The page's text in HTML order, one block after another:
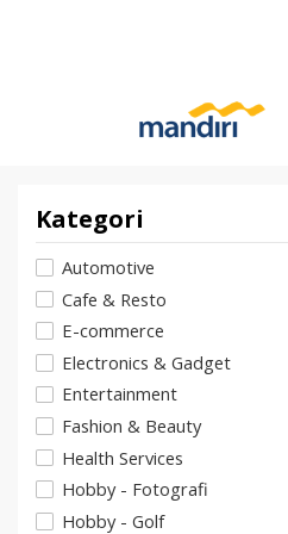
Kategori
Automotive
Cafe & Resto
E-commerce
Electronics & Gadget
Entertainment
Fashion & Beauty
Health Services
Hobby - Fotografi
Hobby - Golf